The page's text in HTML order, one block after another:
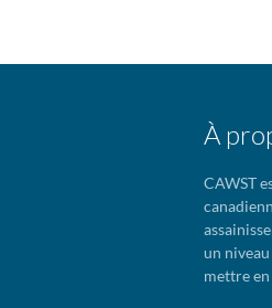
À
CAWST
un
mettre